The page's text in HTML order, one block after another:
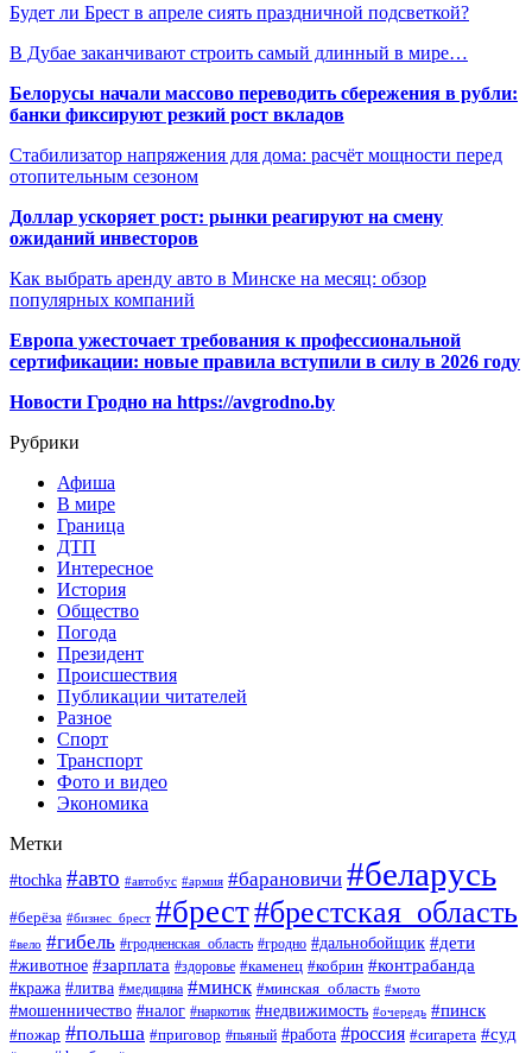
Будет ли Брест в апреле сиять праздничной подсветкой?
В Дубае заканчивают строить самый длинный в мире…
Белорусы начали массово переводить сбережения в рубли:
банки фиксируют резкий рост вкладов
Стабилизатор напряжения для дома: расчёт мощности перед
отопительным сезоном
Доллар ускоряет рост: рынки реагируют на смену
ожиданий инвесторов
Как выбрать аренду авто в Минске на месяц: обзор
популярных компаний
Европа ужесточает требования к профессиональной
сертификации: новые правила вступили в силу в 2026 году
Новости Гродно на https://avgrodno.by
Рубрики
Афиша
В мире
Граница
ДТП
Интересное
История
Общество
Погода
Президент
Происшествия
Публикации читателей
Разное
Спорт
Транспорт
Фото и видео
Экономика
Метки
#tochka #авто #автобус #армия #барановичи #беларусь
#берёза #бизнес_брест #брест#брестская_область
#вело #гибель #гродненская_область #гродно #дальнобойщик #дети
#животное #зарплата #здоровье #каменец #кобрин #контрабанда
#кража #литва #медицина #минск #минская_область #мото
#мошенничество #налог #наркотик #недвижимость #очередь #пинск
#пожар #польша #приговор #пьяный #работа #россия #сигарета #суд